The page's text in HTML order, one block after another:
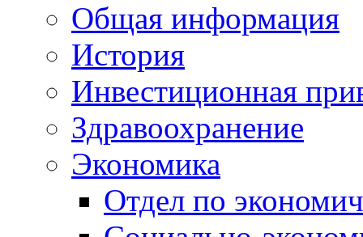
Общая информация
История
Инвестиционная
Здравоохранение
Экономика
Отдел по